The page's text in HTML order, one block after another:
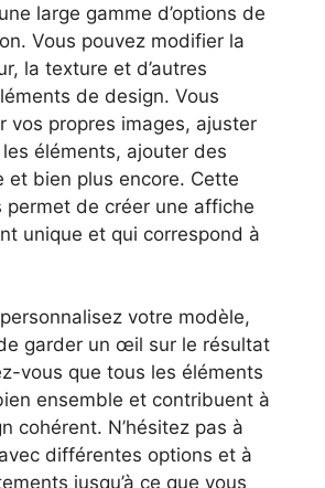
large gamme d’options de
Vous pouvez modifier la
la texture et d’autres
de design. Vous
vos propres images, ajuster
les éléments, ajouter des
et bien plus encore. Cette
permet de créer une affiche
unique et qui correspond à
votre modèle,
garder un œil sur le résultat
vous que tous les éléments
ensemble et contribuent à
cohérent. N’hésitez pas à
différentes options et à
jusqu’à ce que vous